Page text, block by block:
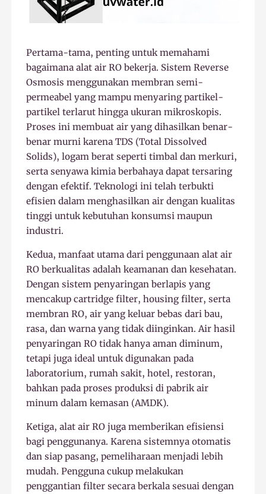
Pertama-tama, penting untuk memahami
bagaimana alat air RO bekerja. Sistem Reverse
Osmosis menggunakan membran semi-
permeabel yang mampu menyaring partikel-
partikel terlarut hingga ukuran mikroskopis.
Proses ini membuat air yang dihasilkan benar-
benar murni karena TDS (Total Dissolved
Solids), logam berat seperti timbal dan merkuri,
serta senyawa kimia berbahaya dapat tersaring
dengan efektif. Teknologi ini telah terbukti
efisien dalam menghasilkan air dengan kualitas
tinggi untuk kebutuhan konsumsi maupun
industri.
Kedua, manfaat utama dari penggunaan alat air
RO berkualitas adalah keamanan dan kesehatan.
Dengan sistem penyaringan berlapis yang
mencakup cartridge filter, housing filter, serta
membran RO, air yang keluar bebas dari bau,
rasa, dan warna yang tidak diinginkan. Air hasil
penyaringan RO tidak hanya aman diminum,
tetapi juga ideal untuk digunakan pada
laboratorium, rumah sakit, hotel, restoran,
bahkan pada proses produksi di pabrik air
minum dalam kemasan (AMDK).
Ketiga, alat air RO juga memberikan efisiensi
bagi penggunanya. Karena sistemnya otomatis
dan siap pasang, pemeliharaan menjadi lebih
mudah. Pengguna cukup melakukan
penggantian filter secara berkala sesuai dengan